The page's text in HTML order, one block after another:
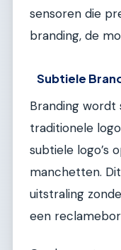
sensoren die
branding, de
Subtiele
Branding wordt
traditionele
subtiele logo’s
manchetten.
uitstraling
een